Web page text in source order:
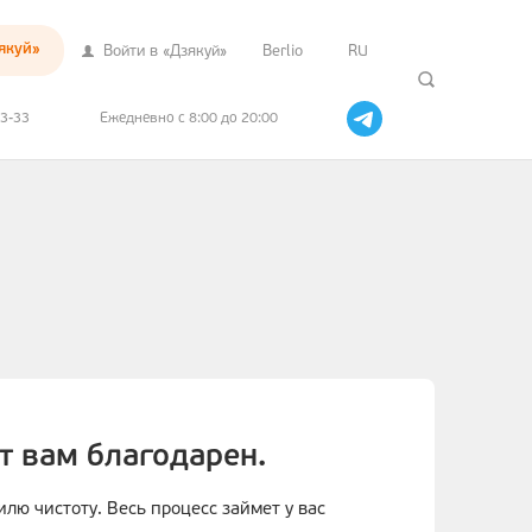
Войти в «Дзякуй» Berlio RU
33 Ежедневно с 8:00 до 20:00
вам благодарен.
чистоту. Весь процесс займет у вас